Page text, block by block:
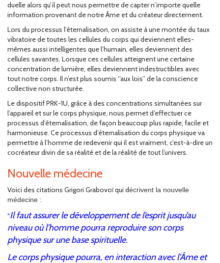
duelle alors qu’il peut nous permettre de capter n’importe quelle
information provenant de notre Âme et du créateur directement.
Lors du processus l’éternalisation, on assiste à une montée du taux
vibratoire de toutes les cellules du corps qui deviennent elles-
mêmes aussi intelligentes que l’humain, elles deviennent des
cellules savantes. Lorsque ces cellules atteignent une certaine
concentration de lumière, elles deviennent indestructibles avec
tout notre corps. Il n’est plus soumis ‘’aux lois’’ de la conscience
collective non structurée.
Le dispositif PRK-1U, grâce à des concentrations simultanées sur
l’appareil et sur le corps physique, nous permet d’effectuer ce
processus d’éternalisation, de façon beaucoup plus rapide, facile et
harmonieuse. Ce processus d’éternalisation du corps physique va
permettre à l’homme de redevenir qui il est vraiment, c’est-à-dire un
cocréateur divin de sa réalité et de la réalité de tout l’univers.
Nouvelle médecine
Voici des citations Grigori Grabovoï qui décrivent la nouvelle
médecine :
“Il faut assurer le développement de l’esprit jusqu’au
niveau où l’homme pourra reproduire son corps
physique sur une base spirituelle.
Le corps physique pourra, en interaction avec l’Âme et